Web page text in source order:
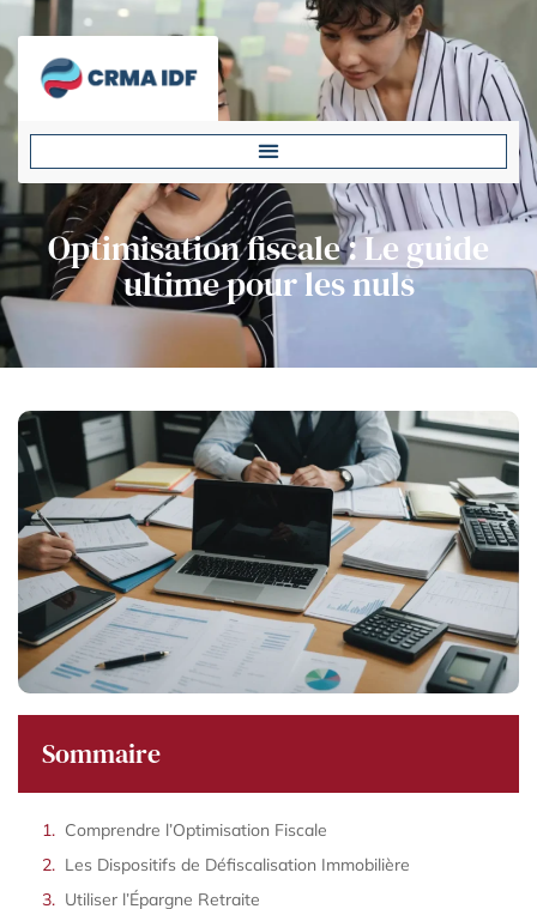
Optimisation fiscale : Le guide
ultime pour les nuls
Sommaire
Comprendre l’Optimisation Fiscale
Les Dispositifs de Défiscalisation Immobilière
Utiliser l’Épargne Retraite